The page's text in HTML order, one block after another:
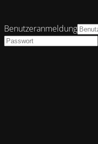
Benutzeranmeldung